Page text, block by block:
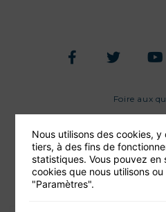
Foire aux
Mentions
Nous utilisons des cookies,
tiers, à des fins de
statistiques. Vous pouvez en
cookies que nous utilisons
"Paramètres".